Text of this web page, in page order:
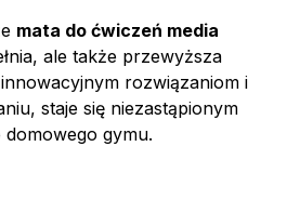
mata do ćwiczeń media
ale także przewyższa
rozwiązaniom i
staje się niezastąpionym
gymu.